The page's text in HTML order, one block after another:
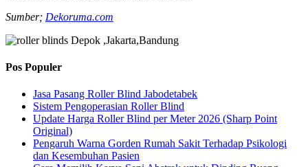
Sumber; Dekoruma.com
Pos Populer
Jasa Pasang Roller Blind Jabodetabek
Sistem Pengoperasian Roller Blind
Update Harga Roller Blind per Meter 2026 (Sharp Point
Original)
Pengaruh Warna Gorden Rumah Sakit Terhadap Psikologi
dan Kesembuhan Pasien